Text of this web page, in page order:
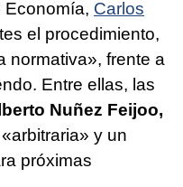
Carlos
el procedimiento,
normativa», frente a
Entre ellas, las
Nuñez Feijoo,
y un
próximas